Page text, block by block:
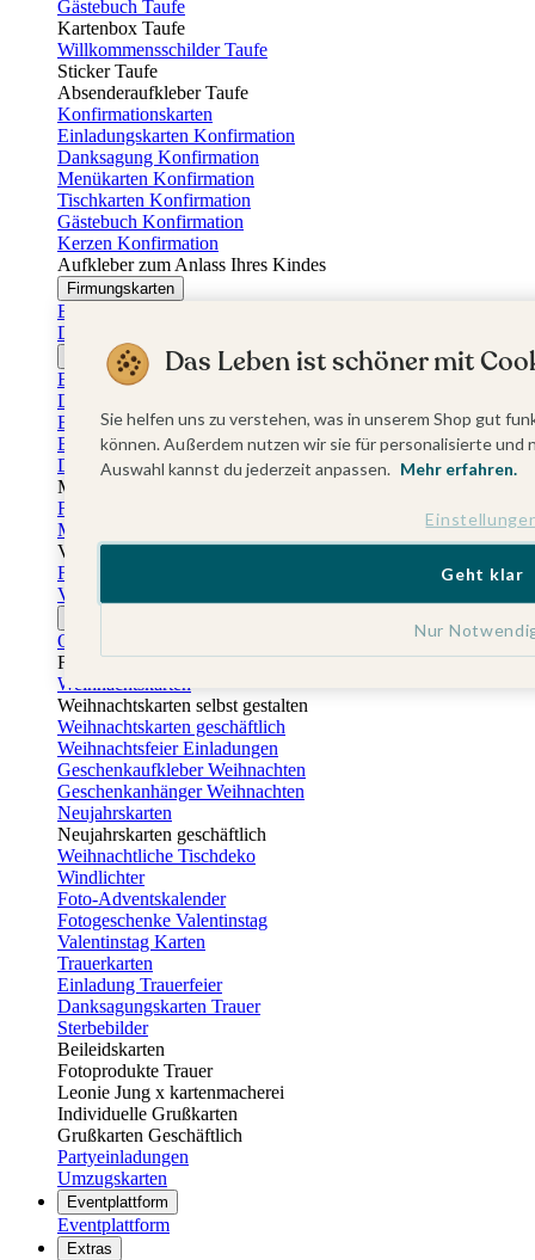
Gästebuch Taufe
Kartenbox Taufe
Willkommensschilder Taufe
Sticker Taufe
Absenderaufkleber Taufe
Konfirmationskarten
Einladungskarten Konfirmation
Danksagung Konfirmation
Menükarten Konfirmation
Tischkarten Konfirmation
Gästebuch Konfirmation
Kerzen Konfirmation
Aufkleber zum Anlass Ihres Kindes
Firmungskarten
Einladungskarten Firmung
Dankeskarten Firmung
Jugendweihekarten
Einladungskarten Jugendweihe
Dankeskarten Jugendweihe
Einschulungskarten
Einladungskarten Einschulung
Danksagung Einschulung
Muttertag
Fotogeschenke Muttertag
Muttertagskarten
Vatertag
Fotogeschenke Vatertag
Vatertagskarten
Osterkarten
Fotogeschenke zu Ostern
Weihnachtskarten
Weihnachtskarten selbst gestalten
Weihnachtskarten geschäftlich
Weihnachtsfeier Einladungen
Geschenkaufkleber Weihnachten
Geschenkanhänger Weihnachten
Neujahrskarten
Neujahrskarten geschäftlich
Weihnachtliche Tischdeko
Windlichter
Foto-Adventskalender
Fotogeschenke Valentinstag
Valentinstag Karten
Trauerkarten
Einladung Trauerfeier
Danksagungskarten Trauer
Sterbebilder
Beileidskarten
Fotoprodukte Trauer
Leonie Jung x kartenmacherei
Individuelle Grußkarten
Grußkarten Geschäftlich
Partyeinladungen
Umzugskarten
Eventplattform
Eventplattform
Extras
Das Leben ist schöner mit
Sie helfen uns zu verstehen, was in unserem Shop gut
können. Außerdem nutzen wir sie für personalisierte
Auswahl kannst du jederzeit anpassen. Mehr erfahren.
Nur
Geht klar